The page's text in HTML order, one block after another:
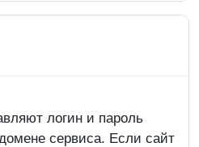
логин и пароль
сервиса. Если сайт